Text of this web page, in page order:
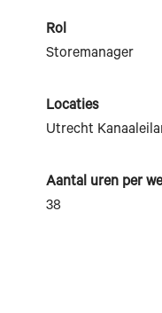
Rol
Storemanager
Locaties
Utrecht
Aantal uren per
38